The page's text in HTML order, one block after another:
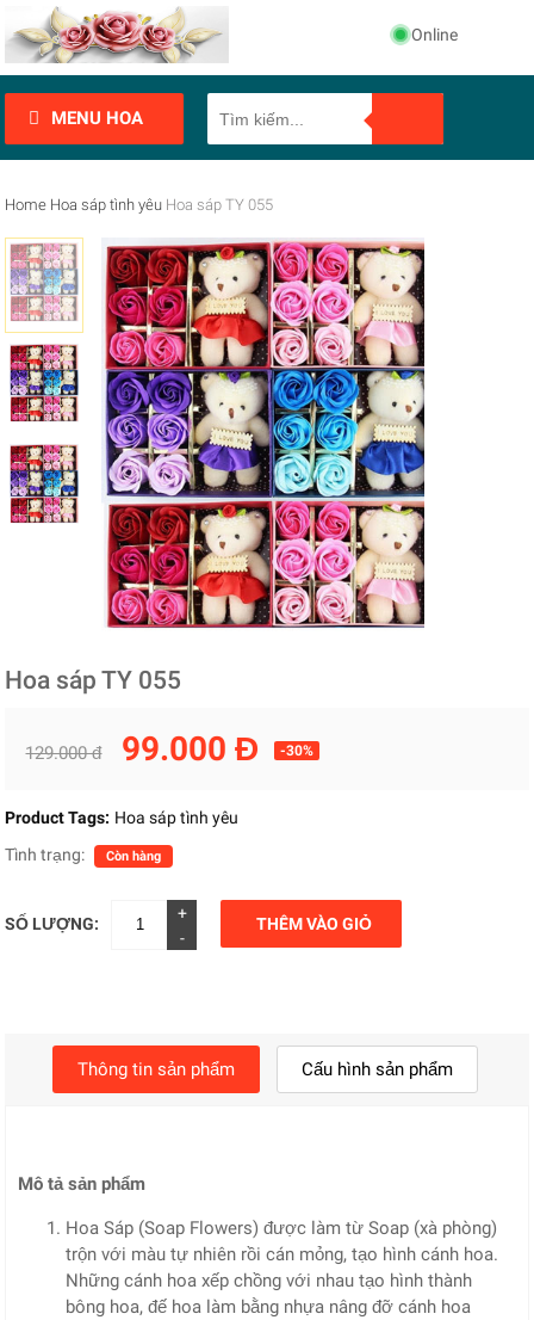
Online
MENU HOA
Home Hoa sáp tình yêu Hoa sáp TY 055
Hoa sáp TY 055
129.000 đ 99.000 Đ -30%
Product Tags: Hoa sáp tình yêu
Tình trạng:
Còn hàng
SỐ LƯỢNG:
+
-
THÊM VÀO GIỎ
Thông tin sản phẩm Cấu hình sản phẩm
Mô tả sản phẩm
Hoa Sáp (Soap Flowers) được làm từ Soap (xà phòng)
trộn với màu tự nhiên rồi cán mỏng, tạo hình cánh hoa.
Những cánh hoa xếp chồng với nhau tạo hình thành
bông hoa, đế hoa làm bằng nhựa nâng đỡ cánh hoa